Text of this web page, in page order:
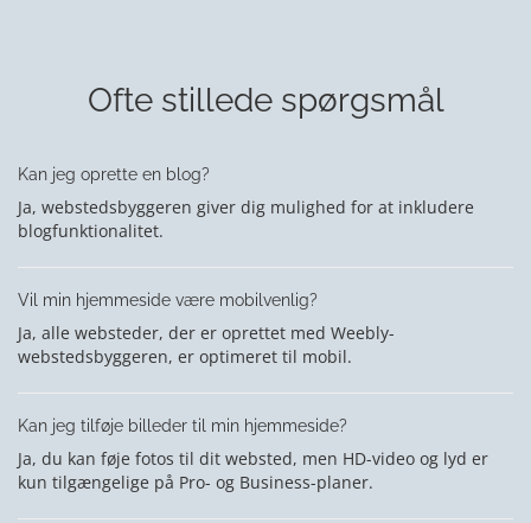
Ofte stillede spørgsmål
Kan jeg oprette en blog?
Ja, webstedsbyggeren giver dig mulighed for at inkludere
blogfunktionalitet.
Vil min hjemmeside være mobilvenlig?
Ja, alle websteder, der er oprettet med Weebly-
webstedsbyggeren, er optimeret til mobil.
Kan jeg tilføje billeder til min hjemmeside?
Ja, du kan føje fotos til dit websted, men HD-video og lyd er
kun tilgængelige på Pro- og Business-planer.